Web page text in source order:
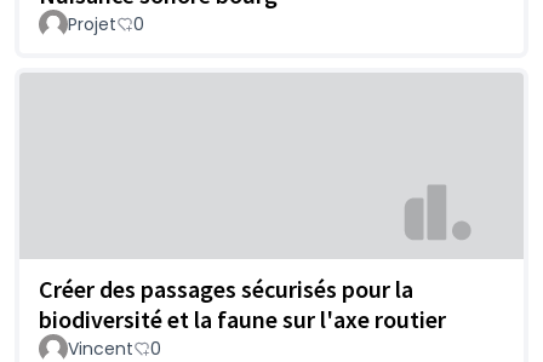
Projet 0
Créer des passages sécurisés pour la
biodiversité et la faune sur l'axe routier
Vincent 0